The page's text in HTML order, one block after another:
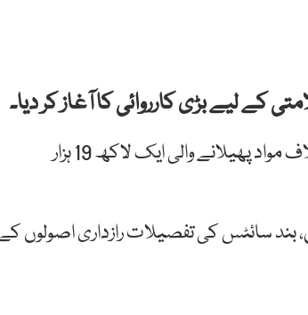
کے لیے بڑی کارروائی کا آغاز کر دیا۔
میڈیا رپورٹس کے مطابق پی ٹی اے نے ملکی سلامتی اور دفاع کے خلاف مواد پھیلانے والی ایک لاکھ 19 ہزار
بھی بلاک کردیں، بند سائٹس کی تفصیلات رازداری اصولوں